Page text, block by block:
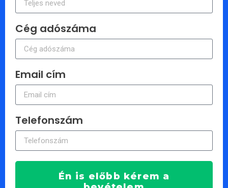
Cég adószáma
Email cím
Telefonszám
Én is előbb kérem a